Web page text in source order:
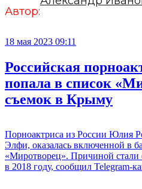
Автор:
18 мая 2023 09:11
Российская
попала в список
съемок в Крыму
Порноактриса из России Юлия
Элфи, оказалась включенной в
«Миротворец». Причиной
в 2018 году, сообщил Telegram-